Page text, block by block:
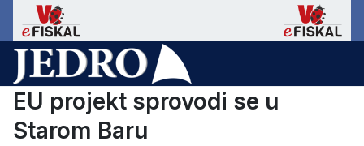
EU projekt sprovodi se u
Starom Baru